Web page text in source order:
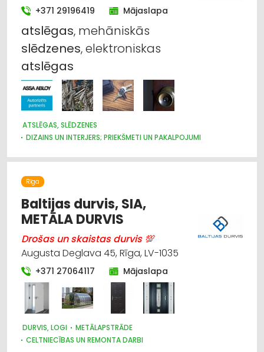
+371 29196419 Mājaslapa
atslēgas, mehāniskās
slēdzenes, elektroniskas
atslēgas
ATSLĒGAS, SLĒDZENES
DIZAINS UN INTERJERS; PRIEKŠMETI UN PAKALPOJUMI
ŽALŪZIJAS, AIZKARU STIEŅI
BŪVMATERIĀLU, BŪVKONSTRUKCIJU TIRDZNIECĪBA
BŪVMATERIĀLU, BŪVKONSTRUKCIJU VAIRUMTIRDZNIECĪBA
APDARES MATERIĀLI: TIRDZNIECĪBA
CELTNIECĪBAS UN REMONTA DARBI
APDARES MATERIĀLI: GRĪDAS SEGUMI
MĒBEĻU RAŽOŠANA, MĒBEĻU SAGATAVES
Rīga
Baltijas durvis, SIA,
METĀLA DURVIS
Drošas un skaistas durvis 💯
Augusta Deglava 45, Rīga, LV-1035
+371 27064117 Mājaslapa
DURVIS, LOGI
METĀLAPSTRĀDE
CELTNIECĪBAS UN REMONTA DARBI